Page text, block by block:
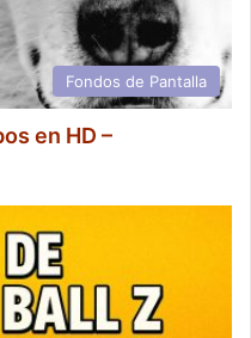
Fondos de Pantalla
en HD –